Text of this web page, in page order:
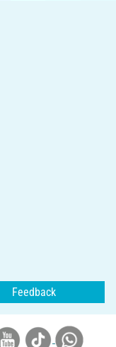
Feedback